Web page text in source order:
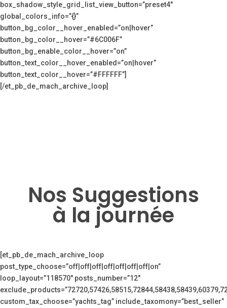
box_shadow_style_grid_list_view_button=”preset4″
global_colors_info=”{}”
button_bg_color__hover_enabled=”on|hover”
button_bg_color__hover=”#6C006F”
button_bg_enable_color__hover=”on”
button_text_color__hover_enabled=”on|hover”
button_text_color__hover=”#FFFFFF”]
[/et_pb_de_mach_archive_loop]
Nos Suggestions
à la journée
[et_pb_de_mach_archive_loop
post_type_choose=”off|off|off|off|off|off|off|on”
loop_layout=”118570″ posts_number=”12″
custom_tax_choose=”yachts_tag” include_taxomony=”best_seller”